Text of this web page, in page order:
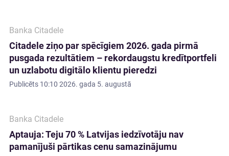
Banka Citadele
Citadele ziņo par spēcīgiem 2026. gada pirmā
pusgada rezultātiem – rekordaugstu kredītportfeli
un uzlabotu digitālo klientu pieredzi
Publicēts 10:10 2026. gada 5. augustā
Banka Citadele
Aptauja: Teju 70 % Latvijas iedzīvotāju nav
pamanījuši pārtikas cenu samazinājumu